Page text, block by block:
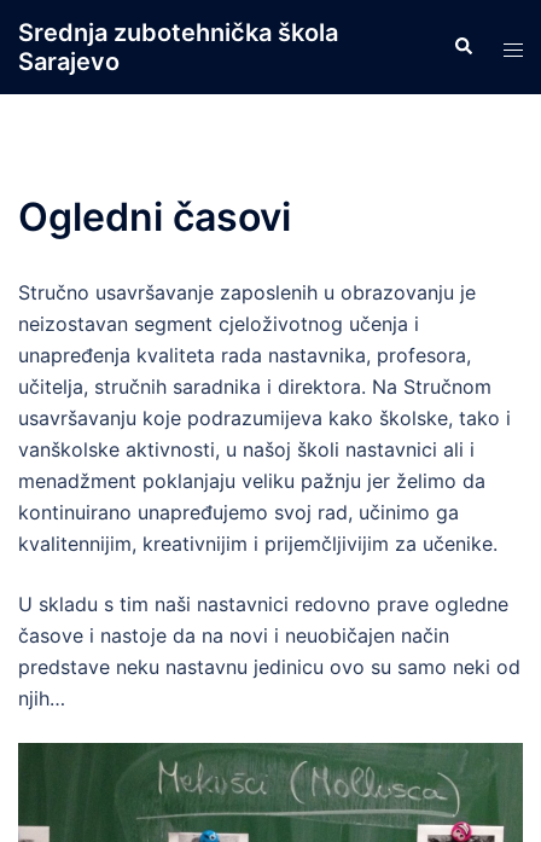
content
Srednja zubotehnička škola
Sarajevo
Search
Ogledni časovi
Stručno usavršavanje zaposlenih u obrazovanju je
neizostavan segment cjeloživotnog učenja i
unapređenja kvaliteta rada nastavnika, profesora,
učitelja, stručnih saradnika i direktora. Na Stručnom
usavršavanju koje podrazumijeva kako školske, tako i
vanškolske aktivnosti, u našoj školi nastavnici ali i
menadžment poklanjaju veliku pažnju jer želimo da
kontinuirano unapređujemo svoj rad, učinimo ga
kvalitennijim, kreativnijim i prijemčljivijim za učenike.
U skladu s tim naši nastavnici redovno prave ogledne
časove i nastoje da na novi i neuobičajen način
predstave neku nastavnu jedinicu ovo su samo neki od
njih…